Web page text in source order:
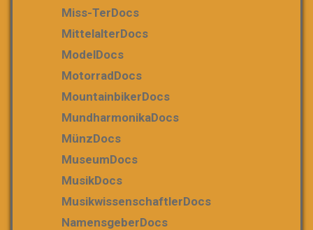
Miss-TerDocs
MittelalterDocs
ModelDocs
MotorradDocs
MountainbikerDocs
MundharmonikaDocs
MünzDocs
MuseumDocs
MusikDocs
MusikwissenschaftlerDocs
NamensgeberDocs